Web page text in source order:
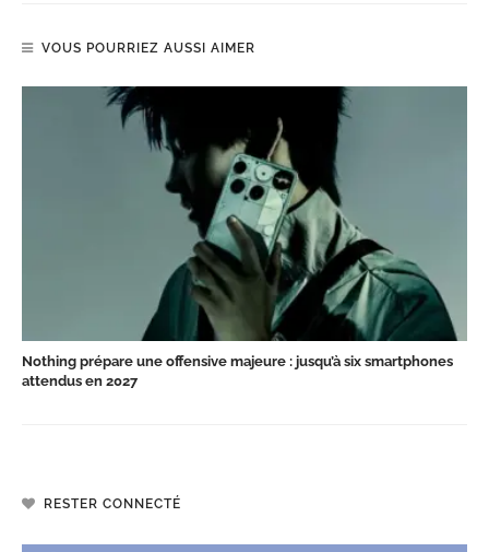
VOUS POURRIEZ AUSSI AIMER
Nothing prépare une offensive majeure : jusqu’à six smartphones
attendus en 2027
RESTER CONNECTÉ